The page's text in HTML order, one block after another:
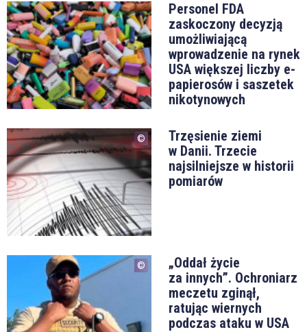
Personel FDA
zaskoczony decyzją
umożliwiającą
wprowadzenie na rynek
USA większej liczby e-
papierosów i saszetek
nikotynowych
Trzęsienie ziemi
w Danii. Trzecie
najsilniejsze w historii
pomiarów
„Oddał życie
za innych”. Ochroniarz
meczetu zginął,
ratując wiernych
podczas ataku w USA